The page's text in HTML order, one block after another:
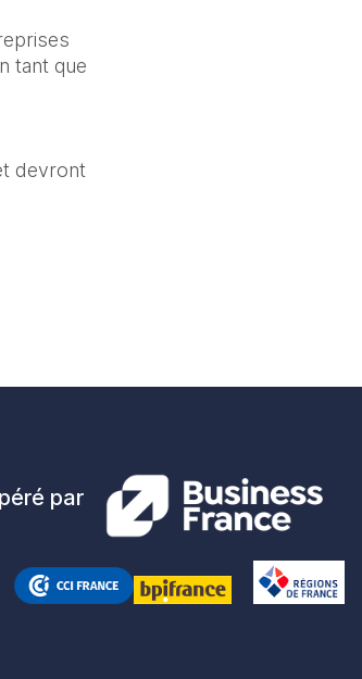
tant que
devront
par